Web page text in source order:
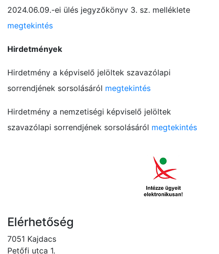
2024.06.09.-ei ülés jegyzőkönyv 3. sz. melléklete
megtekintés
Hirdetmények
Hirdetmény a képviselő jelöltek szavazólapi
sorrendjének sorsolásáról megtekintés
Hirdetmény a nemzetiségi képviselő jelöltek
szavazólapi sorrendjének sorsolásáról megtekintés
Elérhetőség
7051 Kajdacs
Petőfi utca 1.